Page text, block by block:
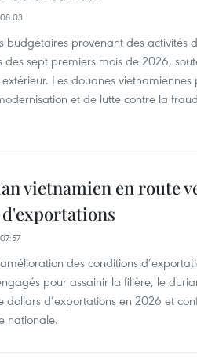
budgétaires provenant des activités
des sept premiers mois de 2026,
Les douanes
et de lutte contre la
vietnamien en route
des conditions
pour assainir la filière, le
dollars d’exportations en 2026 et
nationale.